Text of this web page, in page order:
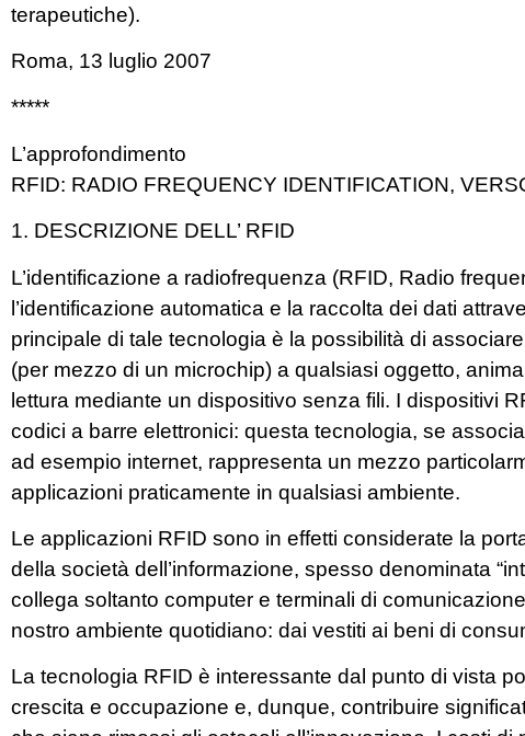
terapeutiche).
Roma, 13 luglio 2007
*****
L’approfondimento
RFID: RADIO FREQUENCY IDENTIFICATION,
1. DESCRIZIONE DELL’ RFID
L’identificazione a radiofrequenza (RFID, Radio
l’identificazione automatica e la raccolta dei dati
principale di tale tecnologia è la possibilità di
(per mezzo di un microchip) a qualsiasi oggetto,
lettura mediante un dispositivo senza fili. I dispositivi
codici a barre elettronici: questa tecnologia, se
ad esempio internet, rappresenta un mezzo
applicazioni praticamente in qualsiasi ambiente.
Le applicazioni RFID sono in effetti considerate la
della società dell’informazione, spesso denominata
collega soltanto computer e terminali di
nostro ambiente quotidiano: dai vestiti ai beni di
La tecnologia RFID è interessante dal punto di vista
crescita e occupazione e, dunque, contribuire